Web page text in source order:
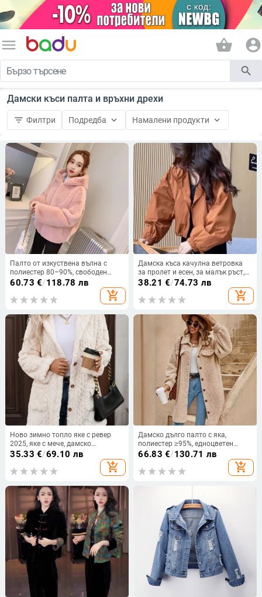
menu shopping_basket account_circle
search
Дамски къси палта и връхни дрехи
filter_list Филтри Подредба keyboard_arrow_down Намалени продукти keyboard_arrow_down
Палто от изкуствена вълна с
полиестер 80–90%, свободен
крой, качулка, дебело, дължина
60.73 €/118.78 лв
add_shopping_cart
Дамска къса качулна ветровка
за пролет и есен, за малък ръст,
ежедневна и стилна, висок клас
38.21 €/74.73 лв
add_shopping_cart
Ново зимно топло яке с ревер
2025, яке с мече, дамско
елегантно яке с имитация на
35.33 €/69.10 лв
add_shopping_cart
Дамско дълго палто с яка,
полиестер ≥95%, едноцветен
модел, дължина 80–100 cm,
66.83 €/130.71 лв
add_shopping_cart